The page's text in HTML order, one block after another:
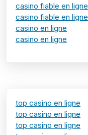
casino fiable en ligne
casino fiable en ligne
casino en ligne
casino en ligne
top casino en ligne
top casino en ligne
top casino en ligne